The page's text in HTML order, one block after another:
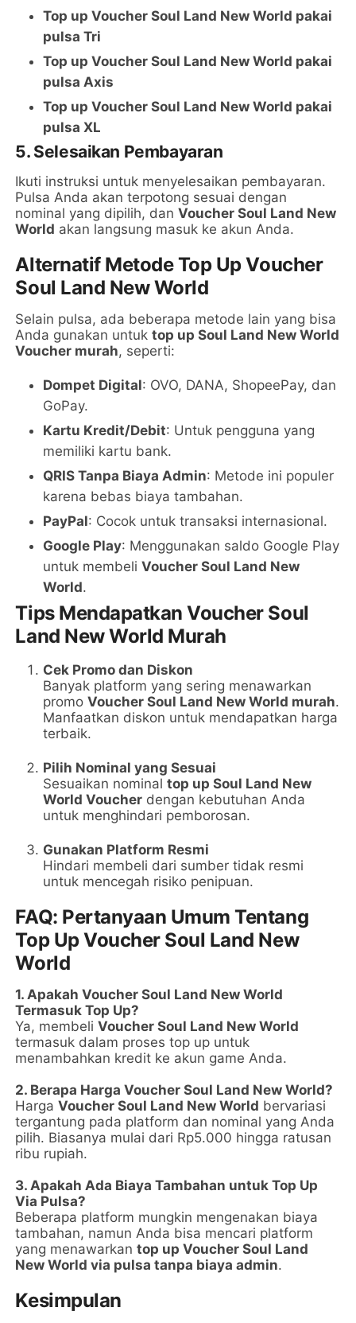
Top up Voucher Soul Land New World pakai
pulsa Tri
Top up Voucher Soul Land New World pakai
pulsa Axis
Top up Voucher Soul Land New World pakai
pulsa XL
5. Selesaikan Pembayaran
Ikuti instruksi untuk menyelesaikan pembayaran.
Pulsa Anda akan terpotong sesuai dengan
nominal yang dipilih, danVoucher Soul Land New
World akan langsung masuk ke akun Anda.
Alternatif Metode Top Up Voucher
Soul Land New World
Selain pulsa, ada beberapa metode lain yang bisa
Anda gunakan untuktop up Soul Land New World
Voucher murah, seperti:
Dompet Digital: OVO, DANA, ShopeePay, dan
GoPay.
Kartu Kredit/Debit: Untuk pengguna yang
memiliki kartu bank.
QRIS Tanpa Biaya Admin: Metode ini populer
karena bebas biaya tambahan.
PayPal: Cocok untuk transaksi internasional.
Google Play: Menggunakan saldo Google Play
untuk membeliVoucher Soul Land New
World.
Tips Mendapatkan Voucher Soul
Land New World Murah
Cek Promo dan Diskon
Banyak platform yang sering menawarkan
promoVoucher Soul Land New World murah.
Manfaatkan diskon untuk mendapatkan harga
terbaik.
Pilih Nominal yang Sesuai
Sesuaikan nominaltop up Soul Land New
World Voucher dengan kebutuhan Anda
untuk menghindari pemborosan.
Gunakan Platform Resmi
Hindari membeli dari sumber tidak resmi
untuk mencegah risiko penipuan.
FAQ: Pertanyaan Umum Tentang
Top Up Voucher Soul Land New
World
1. Apakah Voucher Soul Land New World
Termasuk Top Up?
Ya, membeliVoucher Soul Land New World
termasuk dalam proses top up untuk
menambahkan kredit ke akun game Anda.
2. Berapa Harga Voucher Soul Land New World?
HargaVoucher Soul Land New World bervariasi
tergantung pada platform dan nominal yang Anda
pilih. Biasanya mulai dari Rp5.000 hingga ratusan
ribu rupiah.
3. Apakah Ada Biaya Tambahan untuk Top Up
Via Pulsa?
Beberapa platform mungkin mengenakan biaya
tambahan, namun Anda bisa mencari platform
yang menawarkantop up Voucher Soul Land
New World via pulsa tanpa biaya admin.
Kesimpulan